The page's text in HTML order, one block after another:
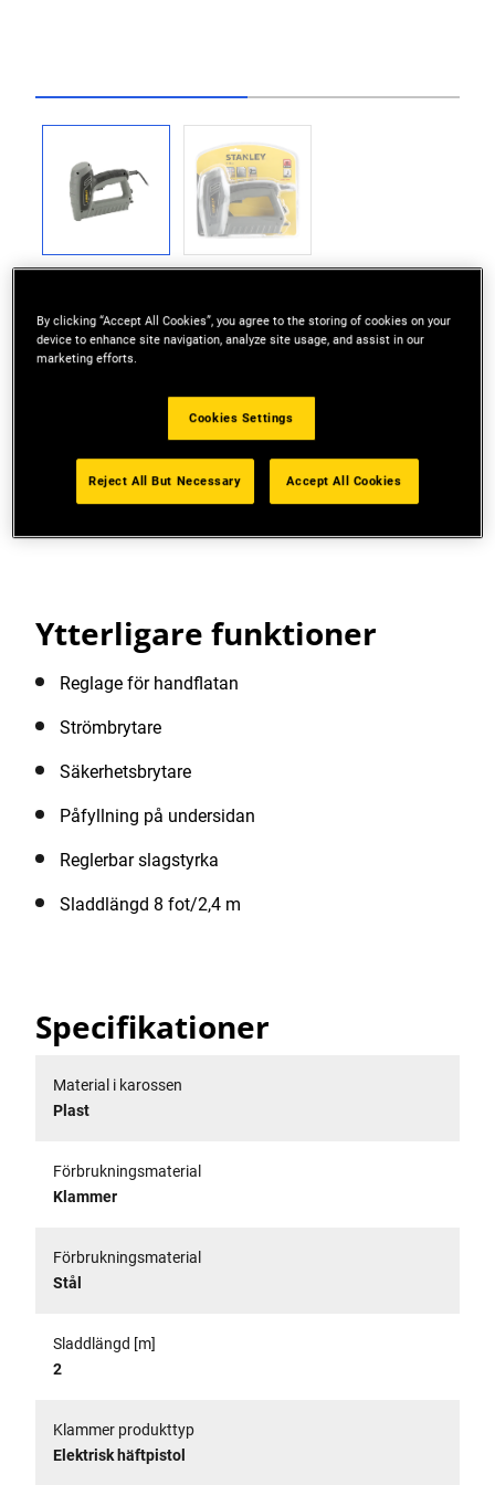
Go to slide 1 Go to slide 2
Använder klammer upp till 9/16” (14 mm) typ A
Upp till 5/8 (32 mm) 18 g dyckert typ J
Mjukt grepp
Ytterligare funktioner
Reglage för handflatan
Strömbrytare
Säkerhetsbrytare
Påfyllning på undersidan
Reglerbar slagstyrka
Sladdlängd 8 fot/2,4 m
Specifikationer
Material i karossen
Plast
Förbrukningsmaterial
Klammer
Förbrukningsmaterial
Stål
Sladdlängd [m]
2
Klammer produkttyp
Elektrisk häftpistol
By clicking “Accept All Cookies”, you agree to the storing of cookies on your
device to enhance site navigation, analyze site usage, and assist in our
marketing efforts.
Cookies Settings
Reject All But Necessary Accept All Cookies